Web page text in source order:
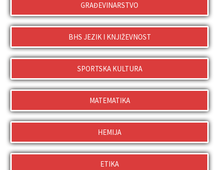
GRAĐEVINARSTVO
BHS JEZIK I KNJIŽEVNOST
SPORTSKA KULTURA
MATEMATIKA
HEMIJA
ETIKA